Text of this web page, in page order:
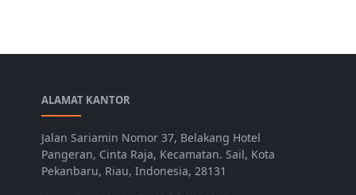
ALAMAT KANTOR
Jalan Sariamin Nomor 37, Belakang Hotel
Pangeran, Cinta Raja, Kecamatan. Sail, Kota
Pekanbaru, Riau, Indonesia, 28131